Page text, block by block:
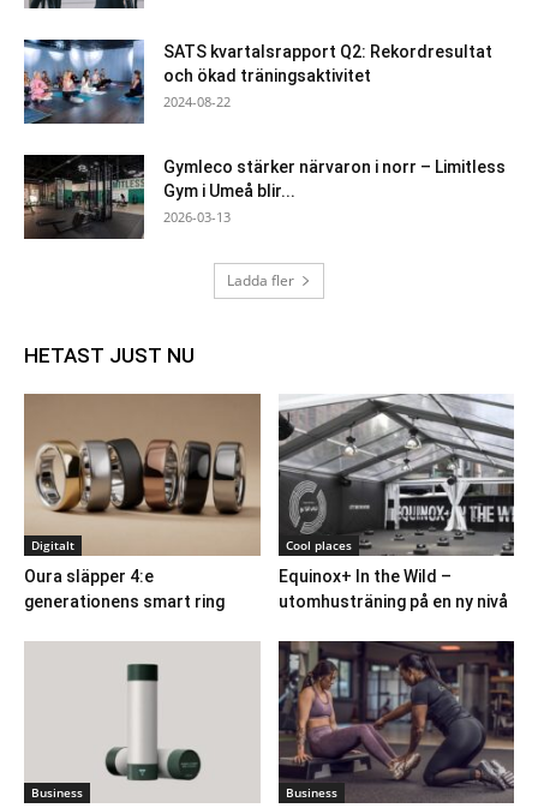
SATS kvartalsrapport Q2: Rekordresultat
och ökad träningsaktivitet
2024-08-22
Gymleco stärker närvaron i norr – Limitless
Gym i Umeå blir...
2026-03-13
Ladda fler
HETAST JUST NU
Digitalt
Oura släpper 4:e
generationens smart ring
Cool places
Equinox+ In the Wild –
utomhusträning på en ny nivå
Business Business